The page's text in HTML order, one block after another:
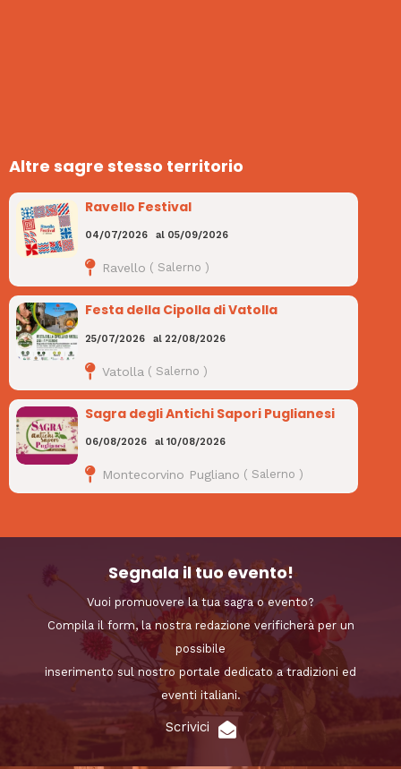
Altre sagre stesso territorio
Ravello Festival
04/07/2026 al 05/09/2026
Ravello ( Salerno )
Festa della Cipolla di Vatolla
25/07/2026 al 22/08/2026
Vatolla ( Salerno )
Sagra degli Antichi Sapori Puglianesi
06/08/2026 al 10/08/2026
Montecorvino Pugliano ( Salerno )
Segnala il tuo evento!
Vuoi promuovere la tua sagra o evento?
Compila il form, la nostra redazione verificherà per un
possibile
inserimento sul nostro portale dedicato a tradizioni ed
eventi italiani.
Scrivici